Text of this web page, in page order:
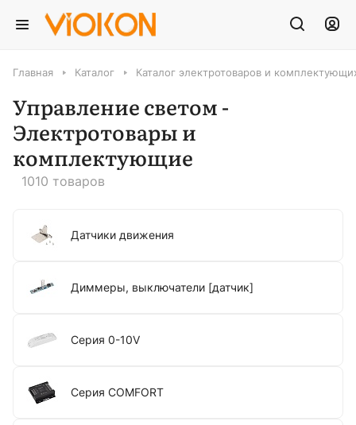
Главная Каталог Каталог электротоваров и
Управление светом -
Электротовары и
комплектующие
1010 товаров
Датчики движения
Диммеры, выключатели [датчик]
Серия 0-10V
Серия COMFORT